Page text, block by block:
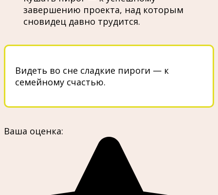
завершению проекта, над которым
сновидец давно трудится.
Видеть во сне сладкие пироги — к
семейному счастью.
Ваша оценка: